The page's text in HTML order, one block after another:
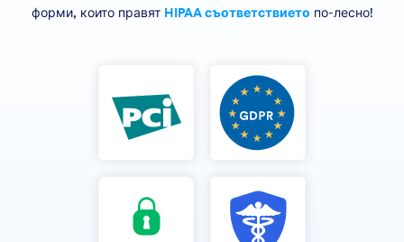
форми, които правят HIPAA съответствието по-лесно!